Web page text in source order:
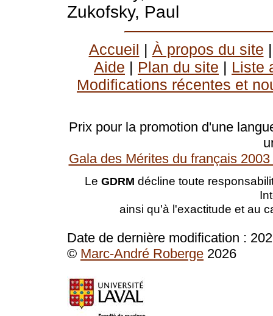
Zukofsky, Paul
Accueil | À propos du site
Aide | Plan du site | Liste
Modifications récentes et
Prix pour la promotion d'une
Gala des Mérites du français
Le GDRM décline toute
ainsi qu'à l'exactitude et au
Date de dernière modification :
© Marc-André Roberge 2026